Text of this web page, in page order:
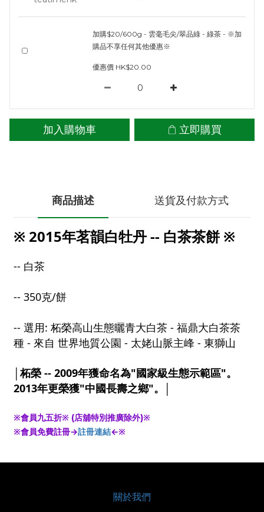
加購$20/600g - 雲毫毛尖/翠品綠 - 綠茶 - ※加
購品不享任何其他優惠※
優惠價 HK$20.00
加入購物車 立即購買
商品描述 送貨及付款方式
※ 2015年茗韻白牡丹 -- 白茶茶餅 ※
-- 白茶
-- 350克/餅
-- 選用: 柘榮高山生態曬青大白茶 - 福鼎大白茶茶
種 - 來自 世界地質公園 - 太姥山脈主峰 - 東獅山
│柘榮 -- 2009年獲命名為"國家級生態示範區"。
2013年更榮獲"中國長壽之鄉"。│
※會員九五折※ (店舖特別推廣除外)※
※會員免費註冊→註冊連結←※
關於我們